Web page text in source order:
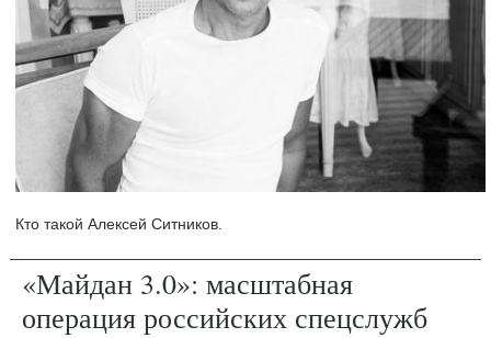
Кто такой Алексей Ситников.
«Майдан 3.0»: масштабная
операция российских спецслужб